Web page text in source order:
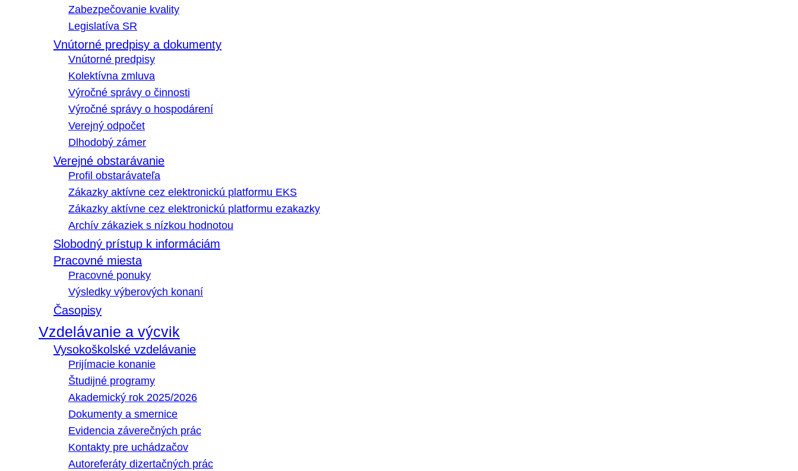
Zabezpečovanie kvality
Legislatíva SR
Vnútorné predpisy a dokumenty
Vnútorné predpisy
Kolektívna zmluva
Výročné správy o činnosti
Výročné správy o hospodárení
Verejný odpočet
Dlhodobý zámer
Verejné obstarávanie
Profil obstarávateľa
Zákazky aktívne cez elektronickú platformu EKS
Zákazky aktívne cez elektronickú platformu ezakazky
Archív zákaziek s nízkou hodnotou
Slobodný prístup k informáciám
Pracovné miesta
Pracovné ponuky
Výsledky výberových konaní
Časopisy
Vzdelávanie a výcvik
Vysokoškolské vzdelávanie
Prijímacie konanie
Študijné programy
Akademický rok 2025/2026
Dokumenty a smernice
Evidencia záverečných prác
Kontakty pre uchádzačov
Autoreferáty dizertačných prác